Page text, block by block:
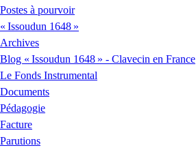
Postes à pourvoir
« Issoudun 1648 »
Archives
Blog « Issoudun 1648 » - Clavecin en France
Le Fonds Instrumental
Documents
Pédagogie
Facture
Parutions